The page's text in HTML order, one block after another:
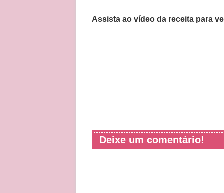
Assista ao vídeo da receita para
Deixe um comentário!